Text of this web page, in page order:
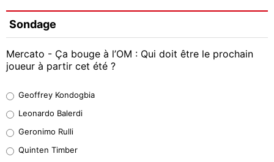
Sondage
Mercato - Ça bouge à l’OM : Qui doit être le prochain
joueur à partir cet été ?
38%
32%
Geoffrey Kondogbia
Leonardo Balerdi
Geronimo Rulli
Quinten Timber